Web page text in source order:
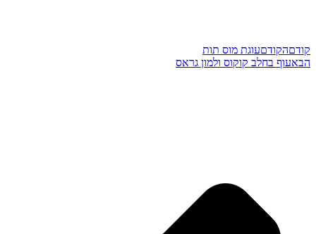
קודםהקודםעוגת מוס תות
הבאעוף בחלב קוקוס ולמון גראס